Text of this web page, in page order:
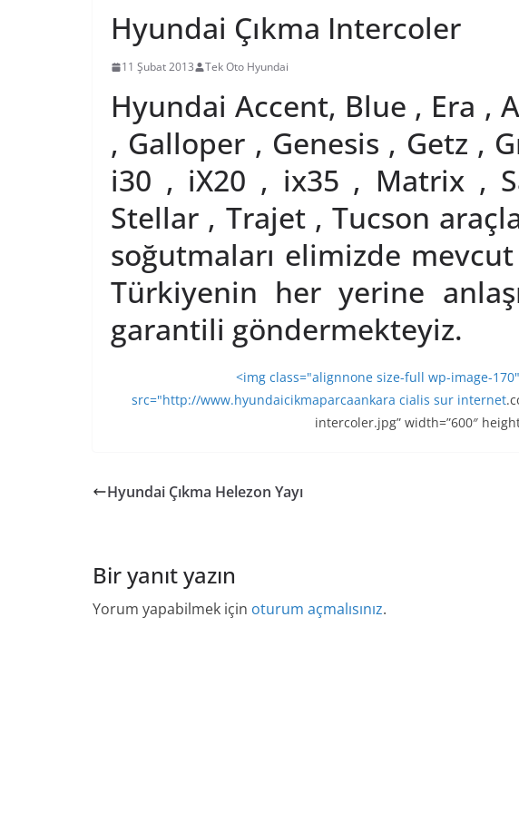
Hyundai Çıkma Intercoler
11 Şubat 2013 Tek Oto Hyundai
Hyundai Accent, Blue , Era ,
, Galloper , Genesis , Getz ,
i30 , iX20 , ix35 , Matrix ,
Stellar , Trajet , Tucson
soğutmaları elimizde
Türkiyenin her yerine
garantili göndermekteyiz.
<img class="alignnone size-full wp-image-
src="http://www.hyundaicikmaparcaankara cialis sur internet
intercoler.jpg” width=”600″
Hyundai Çıkma Helezon Yayı
Bir yanıt yazın
Yorum yapabilmek için oturum açmalısınız.